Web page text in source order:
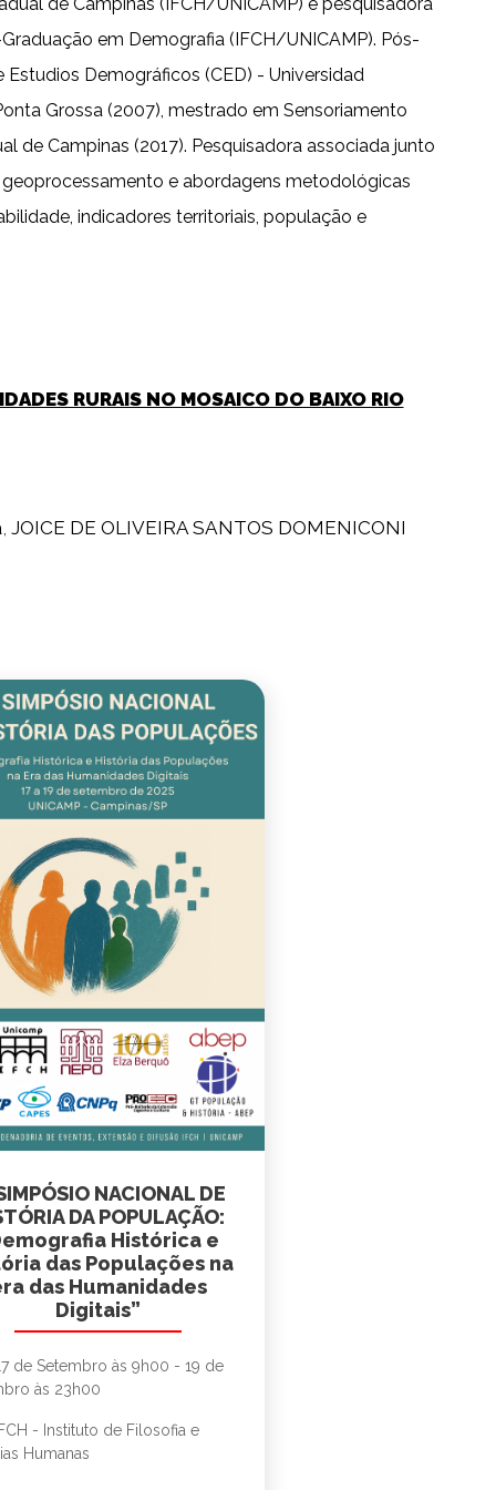
de Campinas (IFCH/UNICAMP) e pesquisadora
em Demografia (IFCH/UNICAMP). Pós-
Demográficos (CED) - Universidad
Grossa (2007), mestrado em Sensoriamento
de Campinas (2017). Pesquisadora associada junto
geoprocessamento e abordagens metodológicas
indicadores territoriais, população e
RURAIS NO MOSAICO DO BAIXO RIO
, JOICE DE OLIVEIRA SANTOS DOMENICONI
NACIONAL DE
DA POPULAÇÃO:
Histórica e
das Populações na
das Humanidades
Digitais”
de Setembro às 9h00 - 19 de
às 23h00
- Instituto de Filosofia e
Humanas